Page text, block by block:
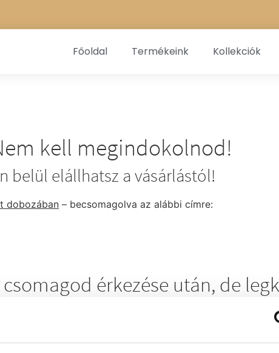
Főoldal Termékeink Kollekciók
kell megindokolnod!
belül elállhatsz a vásárlástól!
dobozában – becsomagolva az alábbi címre:
érkezése után, de
belül visszautaljuk a
be, ne ragasztószalagozd körbe!